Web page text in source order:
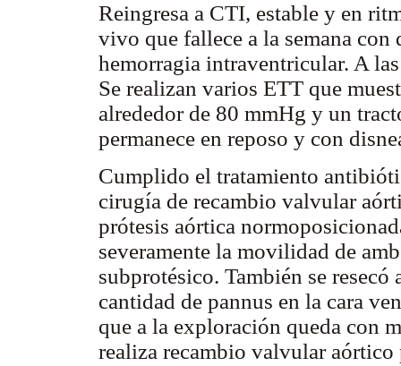
Reingresa a CTI, estable y en
vivo que fallece a la semana
hemorragia intraventricular. A
Se realizan varios ETT que
alrededor de 80 mmHg y un
permanece en reposo y con
Cumplido el tratamiento
cirugía de recambio valvular
prótesis aórtica
severamente la movilidad de
subprotésico. También se
cantidad de pannus en la cara
que a la exploración queda con
realiza recambio valvular